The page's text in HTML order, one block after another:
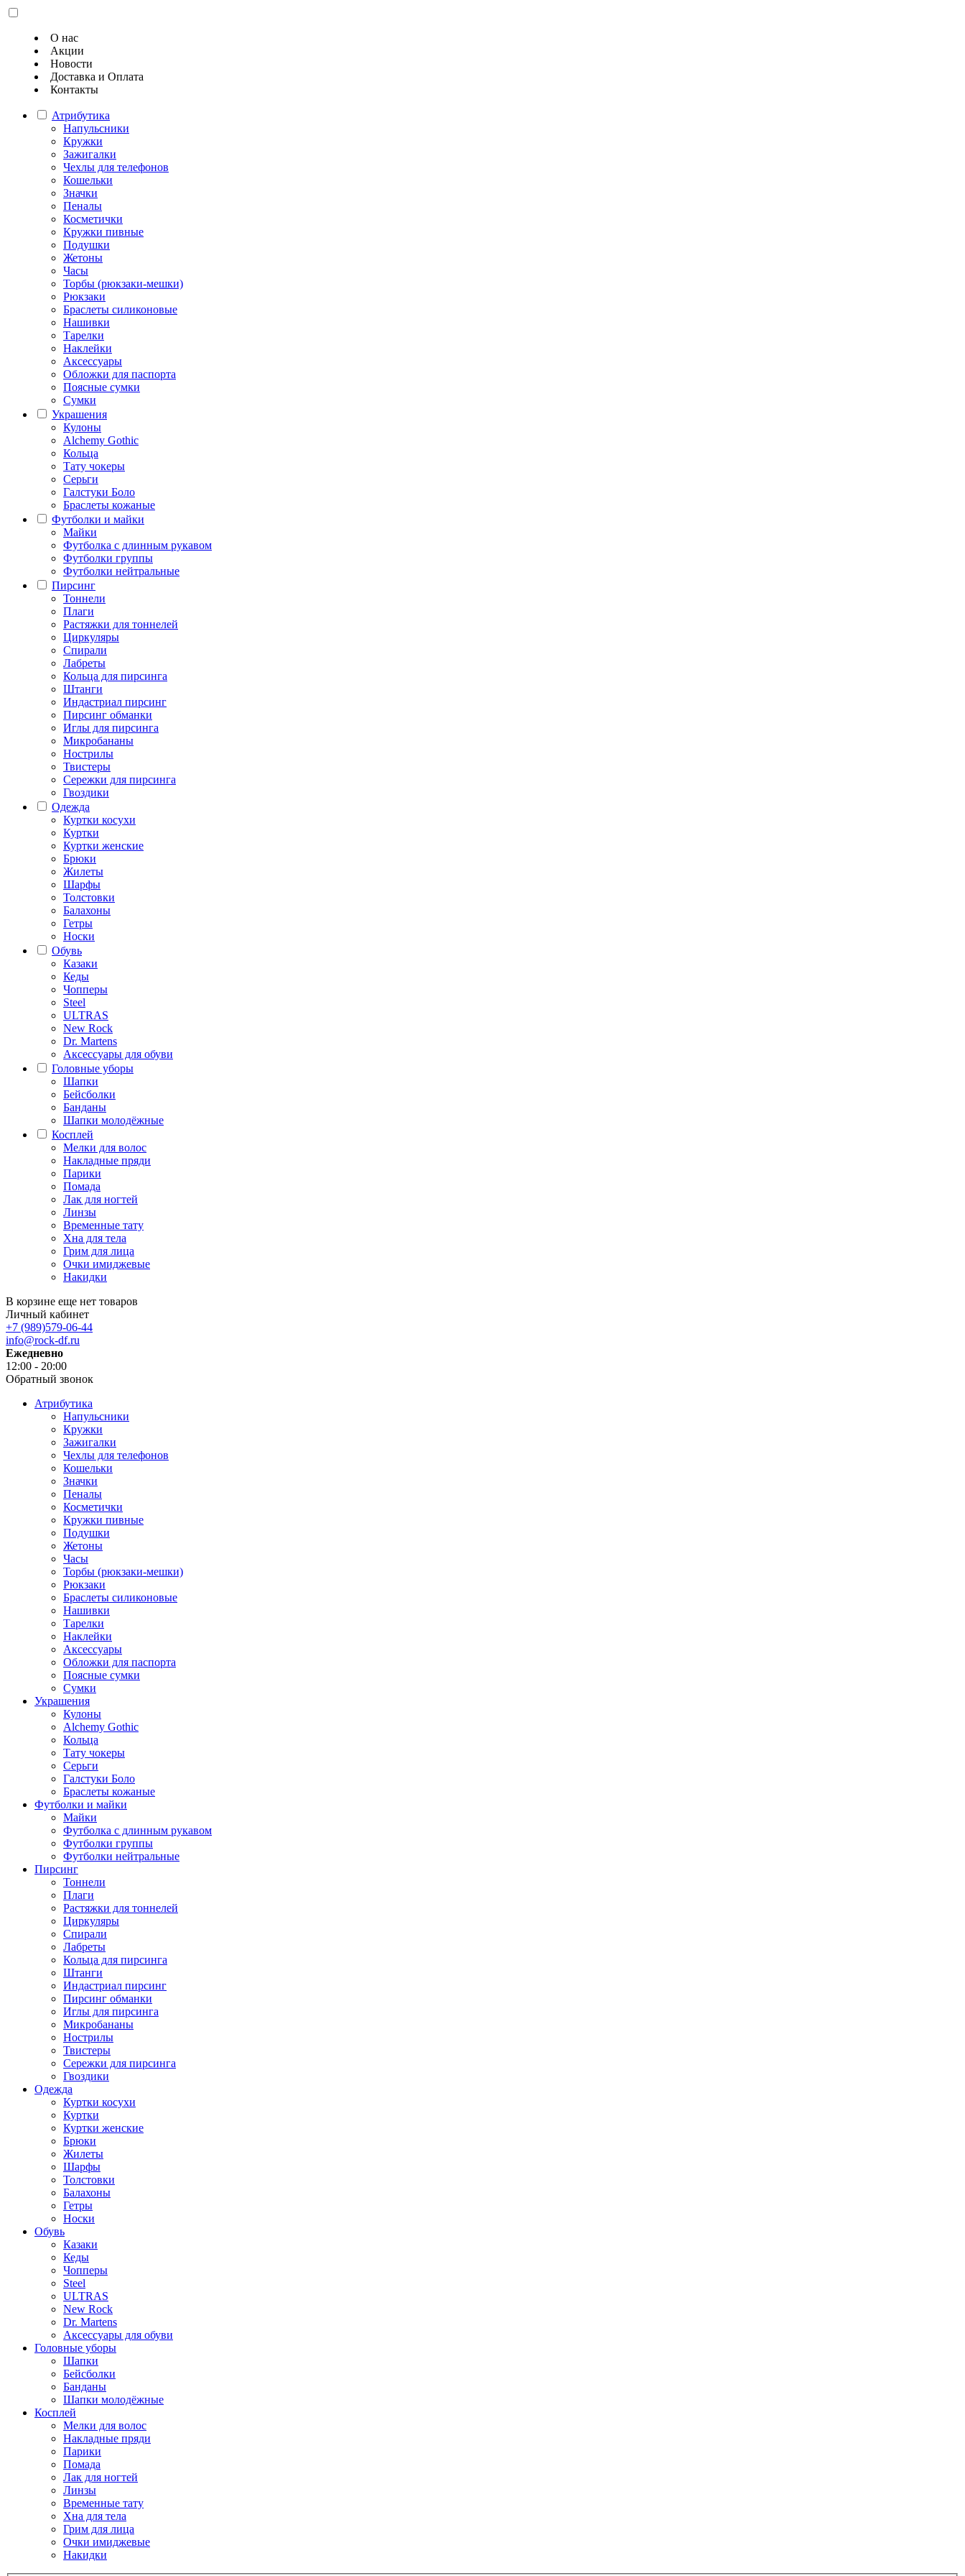
О нас
Акции
Новости
Доставка и Оплата
Контакты
Атрибутика
Напульсники
Кружки
Зажигалки
Чехлы для телефонов
Кошельки
Значки
Пеналы
Косметички
Кружки пивные
Подушки
Жетоны
Часы
Торбы (рюкзаки-мешки)
Рюкзаки
Браслеты силиконовые
Нашивки
Тарелки
Наклейки
Аксессуары
Обложки для паспорта
Поясные сумки
Сумки
Украшения
Кулоны
Alchemy Gothic
Кольца
Тату чокеры
Серьги
Галстуки Боло
Браслеты кожаные
Футболки и майки
Майки
Футболка с длинным рукавом
Футболки группы
Футболки нейтральные
Пирсинг
Тоннели
Плаги
Растяжки для тоннелей
Циркуляры
Спирали
Лабреты
Кольца для пирсинга
Штанги
Индастриал пирсинг
Пирсинг обманки
Иглы для пирсинга
Микробананы
Нострилы
Твистеры
Сережки для пирсинга
Гвоздики
Одежда
Куртки косухи
Куртки
Куртки женские
Брюки
Жилеты
Шарфы
Толстовки
Балахоны
Гетры
Носки
Обувь
Казаки
Кеды
Чопперы
Steel
ULTRAS
New Rock
Dr. Martens
Аксессуары для обуви
Головные уборы
Шапки
Бейсболки
Банданы
Шапки молодёжные
Косплей
Мелки для волос
Накладные пряди
Парики
Помада
Лак для ногтей
Линзы
Временные тату
Хна для тела
Грим для лица
Очки имиджевые
Накидки
В корзине еще нет товаров
Личный кабинет
+7 (989)579-06-44
info@rock-df.ru
Ежедневно
12:00 - 20:00
Обратный звонок
Атрибутика
Напульсники
Кружки
Зажигалки
Чехлы для телефонов
Кошельки
Значки
Пеналы
Косметички
Кружки пивные
Подушки
Жетоны
Часы
Торбы (рюкзаки-мешки)
Рюкзаки
Браслеты силиконовые
Нашивки
Тарелки
Наклейки
Аксессуары
Обложки для паспорта
Поясные сумки
Сумки
Украшения
Кулоны
Alchemy Gothic
Кольца
Тату чокеры
Серьги
Галстуки Боло
Браслеты кожаные
Футболки и майки
Майки
Футболка с длинным рукавом
Футболки группы
Футболки нейтральные
Пирсинг
Тоннели
Плаги
Растяжки для тоннелей
Циркуляры
Спирали
Лабреты
Кольца для пирсинга
Штанги
Индастриал пирсинг
Пирсинг обманки
Иглы для пирсинга
Микробананы
Нострилы
Твистеры
Сережки для пирсинга
Гвоздики
Одежда
Куртки косухи
Куртки
Куртки женские
Брюки
Жилеты
Шарфы
Толстовки
Балахоны
Гетры
Носки
Обувь
Казаки
Кеды
Чопперы
Steel
ULTRAS
New Rock
Dr. Martens
Аксессуары для обуви
Головные уборы
Шапки
Бейсболки
Банданы
Шапки молодёжные
Косплей
Мелки для волос
Накладные пряди
Парики
Помада
Лак для ногтей
Линзы
Временные тату
Хна для тела
Грим для лица
Очки имиджевые
Накидки